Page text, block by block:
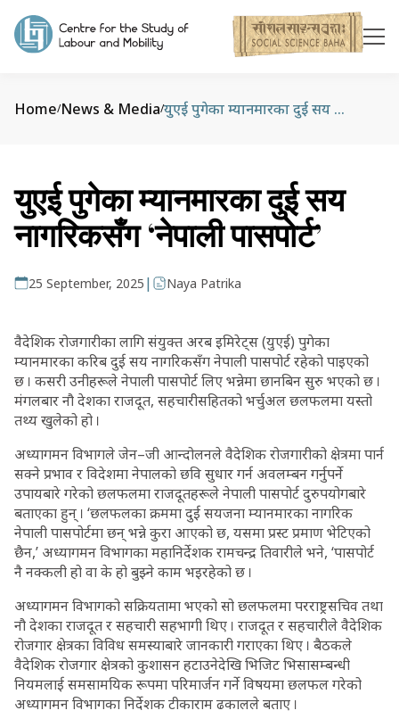
Home/News & Media/ युएई पुगेका म्यानमारका दुई सय नागरिकसँग ‘नेपाली पासपोर्ट’
युएई पुगेका म्यानमारका दुई सय
नागरिकसँग ‘नेपाली पासपोर्ट’
25 September, 2025 | Naya Patrika
वैदेशिक रोजगारीका लागि संयुक्त अरब इमिरेट्स (युएई) पुगेका
म्यानमारका करिब दुई सय नागरिकसँग नेपाली पासपोर्ट रहेको पाइएको
छ । कसरी उनीहरूले नेपाली पासपोर्ट लिए भन्नेमा छानबिन सुरु भएको छ ।
मंगलबार नौ देशका राजदूत, सहचारीसहितको भर्चुअल छलफलमा यस्तो
तथ्य खुलेको हो ।
अध्यागमन विभागले जेन–जी आन्दोलनले वैदेशिक रोजगारीको क्षेत्रमा पार्न
सक्ने प्रभाव र विदेशमा नेपालको छवि सुधार गर्न अवलम्बन गर्नुपर्ने
उपायबारे गरेको छलफलमा राजदूतहरूले नेपाली पासपोर्ट दुरुपयोगबारे
बताएका हुन् । ‘छलफलका क्रममा दुई सयजना म्यानमारका नागरिक
नेपाली पासपोर्टमा छन् भन्ने कुरा आएको छ, यसमा प्रस्ट प्रमाण भेटिएको
छैन,’ अध्यागमन विभागका महानिर्देशक रामचन्द्र तिवारीले भने, ‘पासपोर्ट
नै नक्कली हो वा के हो बुझ्ने काम भइरहेको छ ।
अध्यागमन विभागको सक्रियतामा भएको सो छलफलमा परराष्ट्रसचिव तथा
नौ देशका राजदूत र सहचारी सहभागी थिए । राजदूत र सहचारीले वैदेशिक
रोजगार क्षेत्रका विविध समस्याबारे जानकारी गराएका थिए । बैठकले
वैदेशिक रोजगार क्षेत्रको कुशासन हटाउनेदेखि भिजिट भिसासम्बन्धी
नियमलाई समसामयिक रूपमा परिमार्जन गर्ने विषयमा छलफल गरेको
अध्यागमन विभागका निर्देशक टीकाराम ढकालले बताए ।